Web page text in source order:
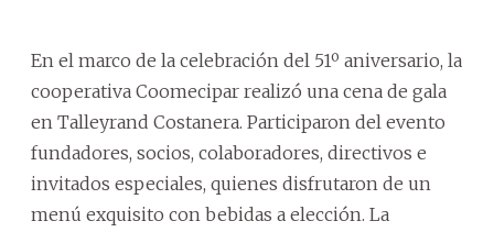
En el marco de la celebración del 51º aniversario, la
cooperativa Coomecipar realizó una cena de gala
en Talleyrand Costanera. Participaron del evento
fundadores, socios, colaboradores, directivos e
invitados especiales, quienes disfrutaron de un
menú exquisito con bebidas a elección. La